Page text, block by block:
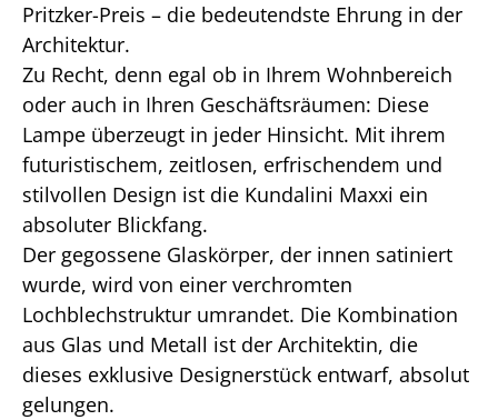
Pritzker-Preis – die bedeutendste Ehrung in der
Architektur.
Zu Recht, denn egal ob in Ihrem Wohnbereich
oder auch in Ihren Geschäftsräumen: Diese
Lampe überzeugt in jeder Hinsicht. Mit ihrem
futuristischem, zeitlosen, erfrischendem und
stilvollen Design ist die Kundalini Maxxi ein
absoluter Blickfang.
Der gegossene Glaskörper, der innen satiniert
wurde, wird von einer verchromten
Lochblechstruktur umrandet. Die Kombination
aus Glas und Metall ist der Architektin, die
dieses exklusive Designerstück entwarf, absolut
gelungen.